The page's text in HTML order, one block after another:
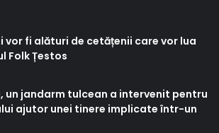
vor fi alături de cetățenii care vor lua
Folk Țestos
un jandarm tulcean a intervenit pentru
ajutor unei tinere implicate într-un